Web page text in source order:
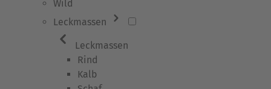
Wild
Leckmassen
Leckmassen
Rind
Kalb